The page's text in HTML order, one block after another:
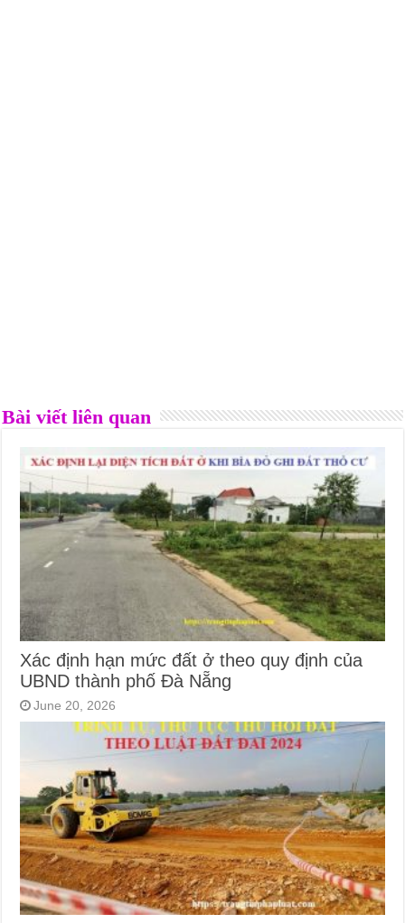
Bài viết liên quan
Xác định hạn mức đất ở theo quy định của
UBND thành phố Đà Nẵng
June 20, 2026